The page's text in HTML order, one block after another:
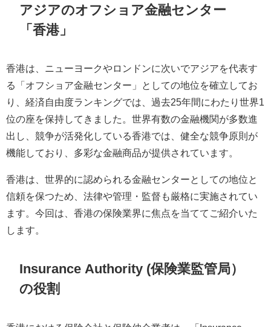
アジアのオフショア金融センター
「香港」
香港は、ニューヨークやロンドンに次いでアジアを代表す
る「オフショア金融センター」としての地位を確立してお
り、経済自由度ランキングでは、過去25年間にわたり世界1
位の座を保持してきました。世界有数の金融機関が多数進
出し、競争が活発化している香港では、健全な競争原則が
機能しており、多彩な金融商品が提供されています。
香港は、世界的に認められる金融センターとしての地位と
信頼を保つため、法律や管理・監督も厳格に実施されてい
ます。今回は、香港の保険業界に焦点を当ててご紹介いた
します。
Insurance Authority (保険業監管局）
の役割